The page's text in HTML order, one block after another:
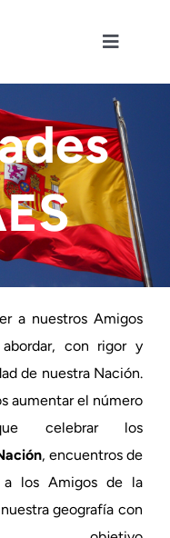
Toggle
a nuestros Amigos
con rigor y
de nuestra Nación.
aumentar el número
celebrar los
, encuentros de
a los Amigos de la
geografía con